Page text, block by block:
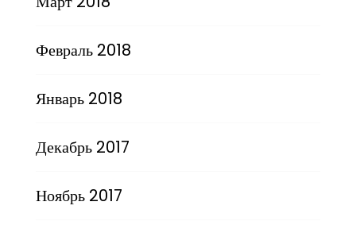
Февраль 2018
Январь 2018
Декабрь 2017
Ноябрь 2017